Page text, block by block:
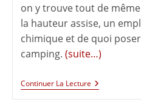
on y trouve tout de
la hauteur assise, un
chimique et de quoi
camping. (suite…)
Continuer La Lecture